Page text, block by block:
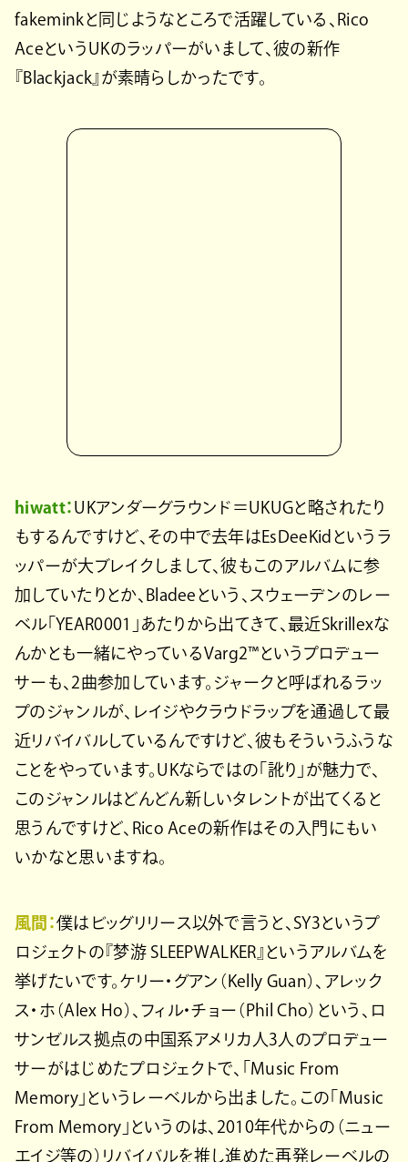
fakeminkと同じようなところで活躍している、Rico
AceというUKのラッパーがいまして、彼の新作
『Blackjack』が素晴らしかったです。
hiwatt： UKアンダーグラウンド＝UKUGと略されたり
もするんですけど、その中で去年はEsDeeKidというラ
ッパーが大ブレイクしまして、彼もこのアルバムに参
加していたりとか、Bladeeという、スウェーデンのレー
ベル「YEAR0001」あたりから出てきて、最近Skrillexな
んかとも一緒にやっているVarg2™︎というプロデュー
サーも、2曲参加しています。ジャークと呼ばれるラッ
プのジャンルが、レイジやクラウドラップを通過して最
近リバイバルしているんですけど、彼もそういうふうな
ことをやっています。UKならではの「訛り」が魅力で、
このジャンルはどんどん新しいタレントが出てくると
思うんですけど、Rico Aceの新作はその入門にもい
いかなと思いますね。
風間：僕はビッグリリース以外で言うと、SY3というプ
ロジェクトの『梦游 SLEEPWALKER』というアルバムを
挙げたいです。ケリー・グアン（Kelly Guan）、アレック
ス・ホ（Alex Ho）、フィル・チョー（Phil Cho）という、ロ
サンゼルス拠点の中国系アメリカ人3人のプロデュー
サーがはじめたプロジェクトで、「Music From
Memory」というレーベルから出ました。この「Music
From Memory」というのは、2010年代からの（ニュー
エイジ等の）リバイバルを推し進めた再発レーベルの